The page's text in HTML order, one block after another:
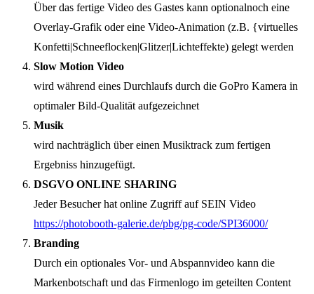
Über das fertige Video des Gastes kann optionalnoch eine
Overlay-Grafik oder eine Video-Animation (z.B. {virtuelles
Konfetti|Schneeflocken|Glitzer|Lichteffekte) gelegt werden
Slow Motion Video
wird während eines Durchlaufs durch die GoPro Kamera in
optimaler Bild-Qualität aufgezeichnet
Musik
wird nachträglich über einen Musiktrack zum fertigen
Ergebniss hinzugefügt.
DSGVO ONLINE SHARING
Jeder Besucher hat online Zugriff auf SEIN Video
https://photobooth-galerie.de/pbg/pg-code/SPI36000/
Branding
Durch ein optionales Vor- und Abspannvideo kann die
Markenbotschaft und das Firmenlogo im geteilten Content